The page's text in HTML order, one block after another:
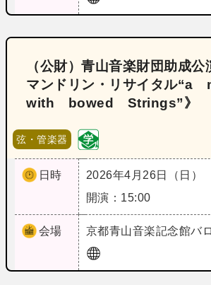
（公財）青山音楽財団助成公
マンドリン・リサイタル
with bowed Strings”》
弦・管楽器
日時
2026年4月26日（日）
開演：15:00
会場 京都青山音楽記念館バ